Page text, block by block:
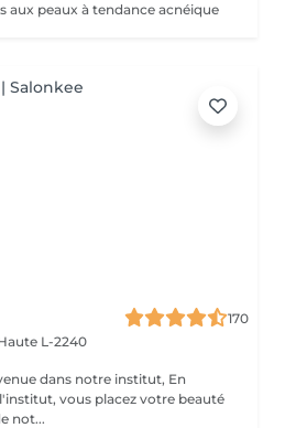
aux peaux à tendance acnéique
170
L-2240
vous placez votre beauté
not...